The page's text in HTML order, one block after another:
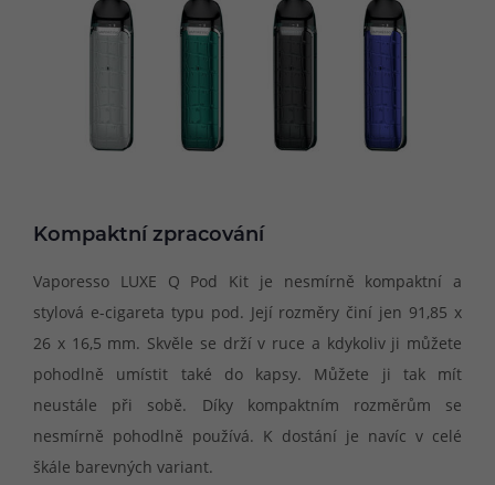
Kompaktní zpracování
Vaporesso LUXE Q Pod Kit je nesmírně kompaktní a
stylová e-cigareta typu pod. Její rozměry činí jen 91,85 x
26 x 16,5 mm. Skvěle se drží v ruce a kdykoliv ji můžete
pohodlně umístit také do kapsy. Můžete ji tak mít
neustále při sobě. Díky kompaktním rozměrům se
nesmírně pohodlně používá. K dostání je navíc v celé
škále barevných variant.